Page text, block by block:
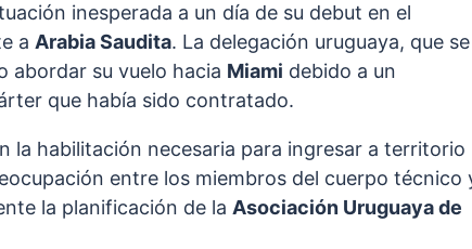
inesperada a un día de su debut en el
a Arabia Saudita. La delegación uruguaya, que se
abordar su vuelo hacia Miami debido a un
que había sido contratado.
la habilitación necesaria para ingresar a territorio
entre los miembros del cuerpo técnico
la planificación de la Asociación Uruguaya de